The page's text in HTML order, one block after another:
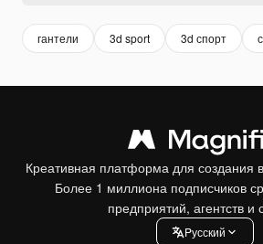
гантели 3d sport 3d спорт
Креативная платформа для создания
Более 1 миллиона подписчиков
предприятий, агентств и
Pусский